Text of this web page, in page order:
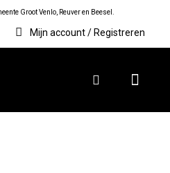
Groot Venlo, Reuver en Beesel.
Mijn account / Registreren